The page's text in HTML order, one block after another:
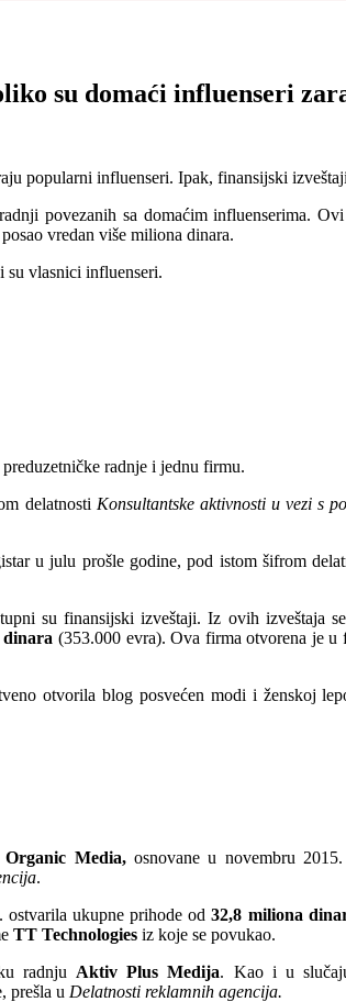
su domaći influenseri
popularni influenseri. Ipak, finansijski
povezanih sa domaćim influenserima.
vredan više miliona dinara.
vlasnici influenseri.
radnje i jednu firmu.
delatnosti Konsultantske aktivnosti u vezi s
u julu prošle godine, pod istom šifrom
su finansijski izveštaji. Iz ovih izveštaja
dinara (353.000 evra). Ova firma otvorena je
otvorila blog posvećen modi i ženskoj
Organic Media, osnovane u novembru
.
ukupne prihode od 32,8 miliona
TT Technologies iz koje se povukao.
radnju Aktiv Plus Medija. Kao i u
prešla u Delatnosti reklamnih agencija.